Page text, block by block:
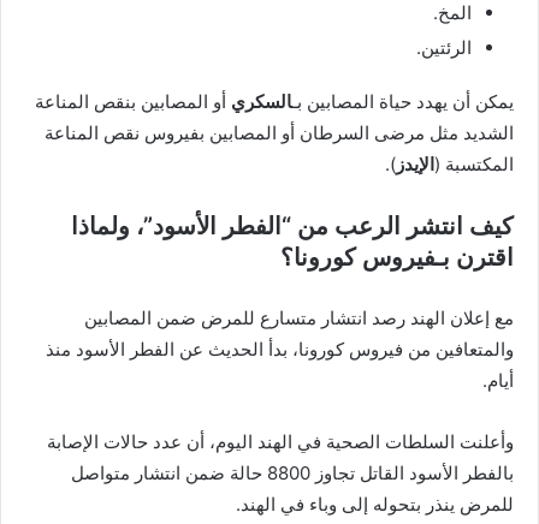
المخ.
الرئتين.
يمكن أن يهدد حياة المصابين بـالسكري أو المصابين بنقص المناعة
الشديد مثل مرضى السرطان أو المصابين بفيروس نقص المناعة
المكتسبة ( الإيدز ).
كيف انتشر الرعب من “الفطر الأسود”، ولماذا
اقترن بـفيروس كورونا؟
مع إعلان الهند رصد انتشار متسارع للمرض ضمن المصابين
والمتعافين من فيروس كورونا، بدأ الحديث عن الفطر الأسود منذ
أيام.
وأعلنت السلطات الصحية في الهند اليوم، أن عدد حالات الإصابة
بالفطر الأسود القاتل تجاوز 8800 حالة ضمن انتشار متواصل
للمرض ينذر بتحوله إلى وباء في الهند.